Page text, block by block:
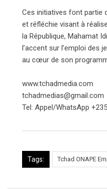
Ces initiatives font partie
et réfléchie visant à
la République, Mahamat
l’accent sur l’emploi des
au cœur de son
www.tchadmedia.com
tchadmedias@gmail.com
Tel: Appel/WhatsApp
Tags: Tchad ONAPE